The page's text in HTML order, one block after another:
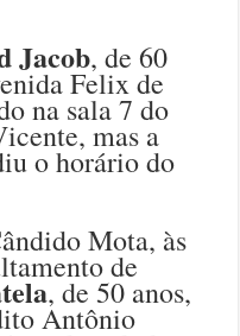
Jacob, de 60
Felix de
na sala 7 do
mas a
o horário do
Mota, às
de
, de 50 anos,
Antônio